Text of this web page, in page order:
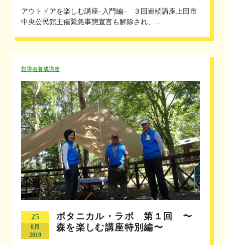
アウトドアを楽しむ講座–入門編– ３回連続講座上田市
中央公民館主催緊急事態宣言も解除され、...
指導者養成講座
25
8月
2019
ボタニカル・ラボ 第１回 〜
森を楽しむ講座特別編〜